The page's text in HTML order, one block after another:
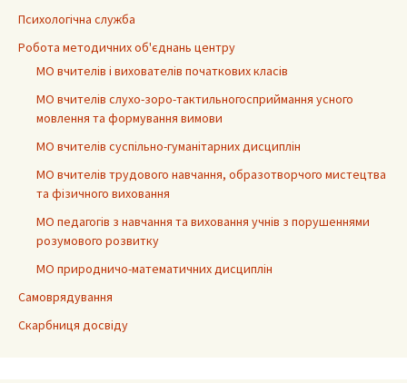
Психологічна служба
Робота методичних об'єднань центру
МО вчителів і вихователів початкових класів
МО вчителів слухо-зоро-тактильногосприймання усного
мовлення та формування вимови
МО вчителів суспільно-гуманітарних дисциплін
МО вчителів трудового навчання, образотворчого мистецтва
та фізичного виховання
МО педагогів з навчання та виховання учнів з порушеннями
розумового розвитку
МО природничо-математичних дисциплін
Самоврядування
Скарбниця досвіду